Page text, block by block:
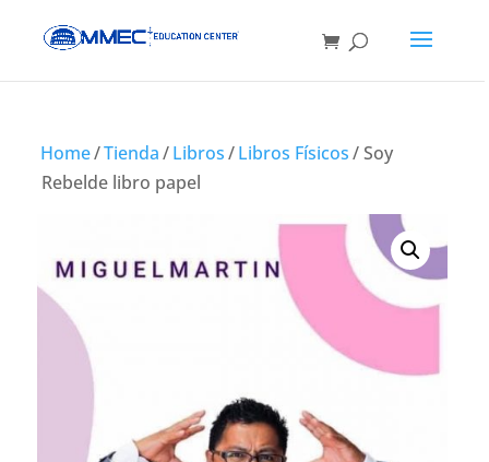
Home/Tienda/Libros/Libros Físicos/ Soy
Rebelde libro papel